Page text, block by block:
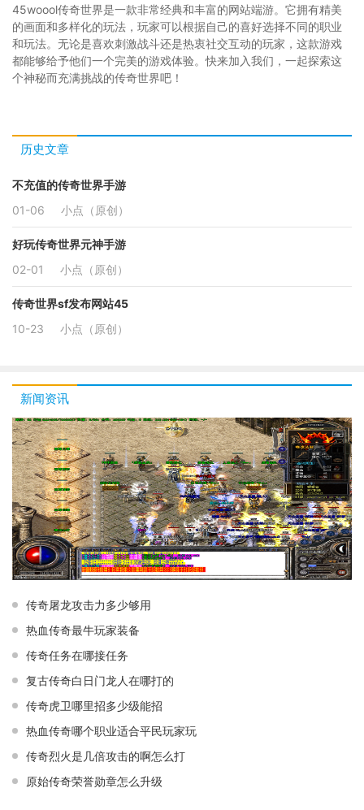
45woool传奇世界是一款非常经典和丰富的网站端游。它拥有精美
的画面和多样化的玩法，玩家可以根据自己的喜好选择不同的职业
和玩法。无论是喜欢刺激战斗还是热衷社交互动的玩家，这款游戏
都能够给予他们一个完美的游戏体验。快来加入我们，一起探索这
个神秘而充满挑战的传奇世界吧！
历史文章
不充值的传奇世界手游
01-06
小点（原创）
好玩传奇世界元神手游
02-01
小点（原创）
传奇世界sf发布网站45
10-23
小点（原创）
新闻资讯
传奇屠龙攻击力多少够用
热血传奇最牛玩家装备
传奇任务在哪接任务
复古传奇白日门龙人在哪打的
传奇虎卫哪里招多少级能招
热血传奇哪个职业适合平民玩家玩
传奇烈火是几倍攻击的啊怎么打
原始传奇荣誉勋章怎么升级